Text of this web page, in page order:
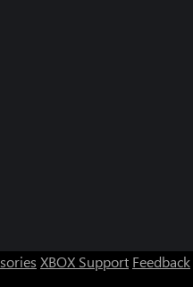
XBOX Support Feedback